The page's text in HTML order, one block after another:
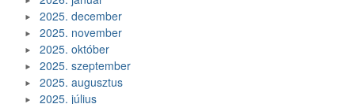
2025. december
2025. november
2025. október
2025. szeptember
2025. augusztus
2025. július